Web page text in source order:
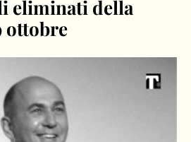
eliminati della
ottobre